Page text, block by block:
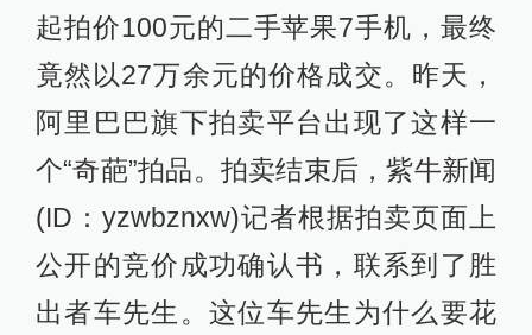
起拍价100元的二手苹果7手机，最终
竟然以27万余元的价格成交。昨天，
阿里巴巴旗下拍卖平台出现了这样一
个“奇葩”拍品。拍卖结束后，紫牛新闻
(ID：yzwbznxw)记者根据拍卖页面上
公开的竞价成功确认书，联系到了胜
出者车先生。这位车先生为什么要花